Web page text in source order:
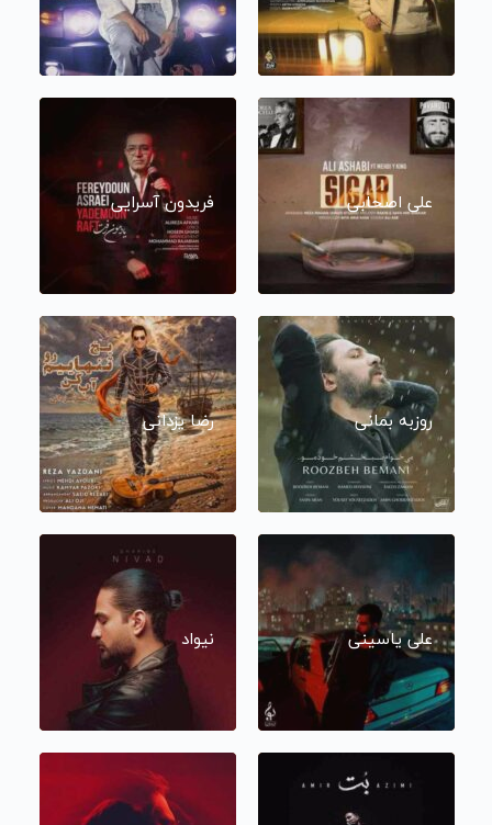
علی اصحابی فریدون آسرایی
روزبه بمانی رضا یزدانی
علی یاسینی نیواد